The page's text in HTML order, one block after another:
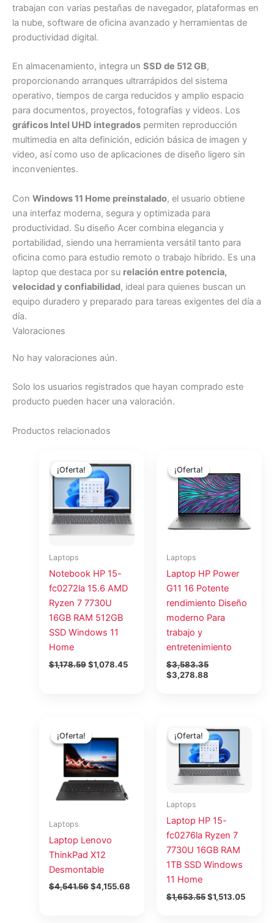
trabajan con varias pestañas de navegador, plataformas en
la nube, software de oficina avanzado y herramientas de
productividad digital.
En almacenamiento, integra un SSD de 512 GB,
proporcionando arranques ultrarrápidos del sistema
operativo, tiempos de carga reducidos y amplio espacio
para documentos, proyectos, fotografías y videos. Los
gráficos Intel UHD integrados permiten reproducción
multimedia en alta definición, edición básica de imagen y
video, así como uso de aplicaciones de diseño ligero sin
inconvenientes.
Con Windows 11 Home preinstalado, el usuario obtiene
una interfaz moderna, segura y optimizada para
productividad. Su diseño Acer combina elegancia y
portabilidad, siendo una herramienta versátil tanto para
oficina como para estudio remoto o trabajo híbrido. Es una
laptop que destaca por su relación entre potencia,
velocidad y confiabilidad, ideal para quienes buscan un
equipo duradero y preparado para tareas exigentes del día a
día.
Valoraciones
No hay valoraciones aún.
Solo los usuarios registrados que hayan comprado este
producto pueden hacer una valoración.
Productos relacionados
¡Oferta!
¡Oferta!
Laptops
Notebook HP 15-
fc0272la 15.6 AMD
Ryzen 7 7730U
16GB RAM 512GB
SSD Windows 11
Home
$1,178.59
precio
original
era:
$1,178.59.
$1,078.45
precio
¡Oferta!
¡Oferta!
Laptops
Laptop HP Power
G11 16 Potente
rendimiento Diseño
moderno Para
trabajo y
entretenimiento
$3,583.35
precio
original
era:
$3,583.35.
$3,278.88
actual
es:
$3,278.88.
¡Oferta!
¡Oferta!
Laptops
Laptop Lenovo
ThinkPad X12
Desmontable
$4,541.56
original
era:
$4,541.56.
$4,155.68
¡Oferta!
¡Oferta!
Laptops
Laptop HP 15-
fc0276la Ryzen 7
7730U 16GB RAM
1TB SSD Windows
11 Home
$1,653.55
precio
original
era:
$1,653.55.
$1,513.05